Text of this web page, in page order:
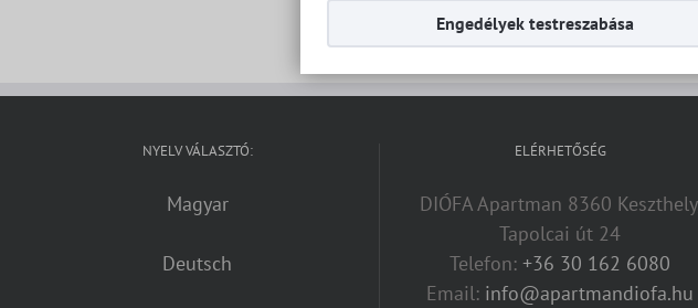
Engedélyek testreszabása
NYELV VÁLASZTÓ:
Magyar
Deutsch
ELÉRHETŐSÉG
DIÓFA Apartman 8360
Tapolcai út 24
Telefon:+36 30 162 6080
Email: info@apartmandiofa.hu